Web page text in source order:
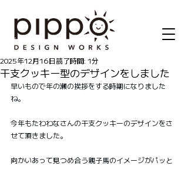
記事
干支クッキー型のデザインをしました
2025年12月16日読了時間: 1分
早いもので年の瀬の挨拶をする時期になりました
ね。
今年もたわわなさんの干支クッキーのデザインをさ
せて頂きました。
向かいあって見つめ合う親子馬のイメージがパッと